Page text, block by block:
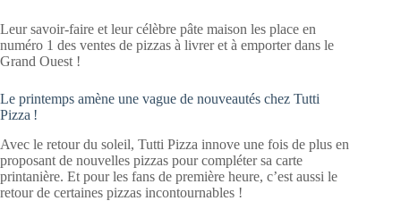
Leur savoir-faire et leur célèbre pâte maison les place en
numéro 1 des ventes de pizzas à livrer et à emporter dans le
Grand Ouest !
Le printemps amène une vague de nouveautés chez Tutti
Pizza !
Avec le retour du soleil, Tutti Pizza innove une fois de plus en
proposant de nouvelles pizzas pour compléter sa carte
printanière. Et pour les fans de première heure, c’est aussi le
retour de certaines pizzas incontournables !